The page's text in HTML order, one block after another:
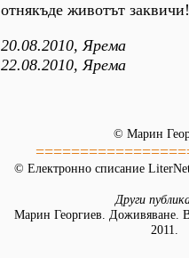
отнякъде животът заквичи!
20.08.2010, Ярема
22.08.2010, Ярема
© Марин
© Електронно списание
Други
Марин Георгиев. Доживяване.
2011.